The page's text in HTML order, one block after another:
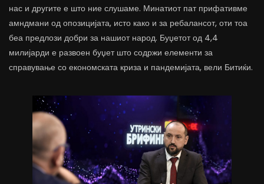
нас и другите е што ние слушаме. Минатиот пат прифативме
амндмани од опозицијата, исто како и за ребалансот, оти тоа
беа предлози добри за нашиот народ. Буџетот од 4,4
милијарди е развоен буџет што содржи елементи за
справување со економската криза и пандемијата, вели Битиќи.